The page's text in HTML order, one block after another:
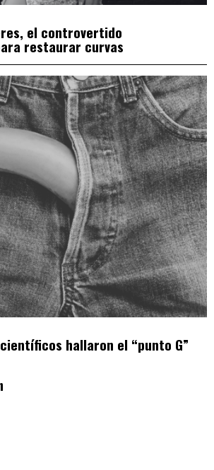
el controvertido
restaurar curvas
hallaron el “punto G”